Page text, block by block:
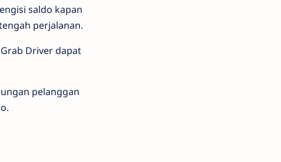
saldo kapan
perjalanan.
Driver dapat
pelanggan